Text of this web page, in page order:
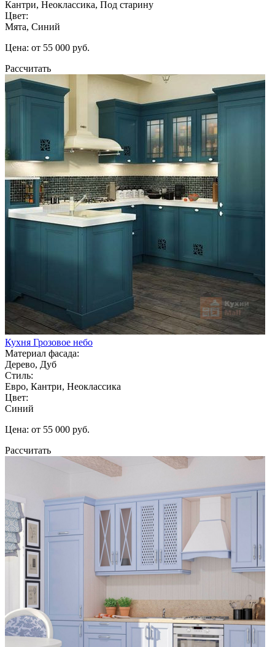
Кантри, Неоклассика, Под старину
Цвет:
Мята, Синий
Цена: от 55 000 руб.
Рассчитать
Кухня Грозовое небо
Материал фасада:
Дерево, Дуб
Стиль:
Евро, Кантри, Неоклассика
Цвет:
Синий
Цена: от 55 000 руб.
Рассчитать